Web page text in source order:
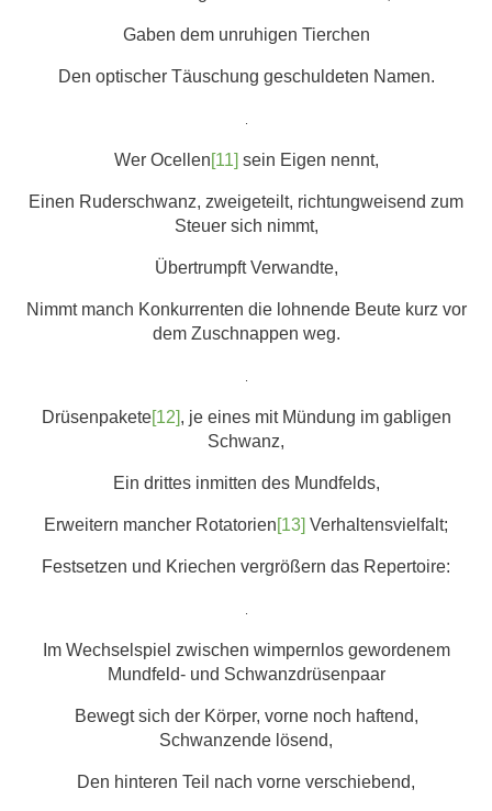
Gaben dem unruhigen Tierchen
Den optischer Täuschung geschuldeten Namen.
Wer Ocellen[11] sein Eigen nennt,
Einen Ruderschwanz, zweigeteilt, richtungweisend zum
Steuer sich nimmt,
Übertrumpft Verwandte,
Nimmt manch Konkurrenten die lohnende Beute kurz vor
dem Zuschnappen weg.
Drüsenpakete[12], je eines mit Mündung im gabligen
Schwanz,
Ein drittes inmitten des Mundfelds,
Erweitern mancher Rotatorien[13] Verhaltensvielfalt;
Festsetzen und Kriechen vergrößern das Repertoire:
Im Wechselspiel zwischen wimpernlos gewordenem
Mundfeld- und Schwanzdrüsenpaar
Bewegt sich der Körper, vorne noch haftend,
Schwanzende lösend,
Den hinteren Teil nach vorne verschiebend,